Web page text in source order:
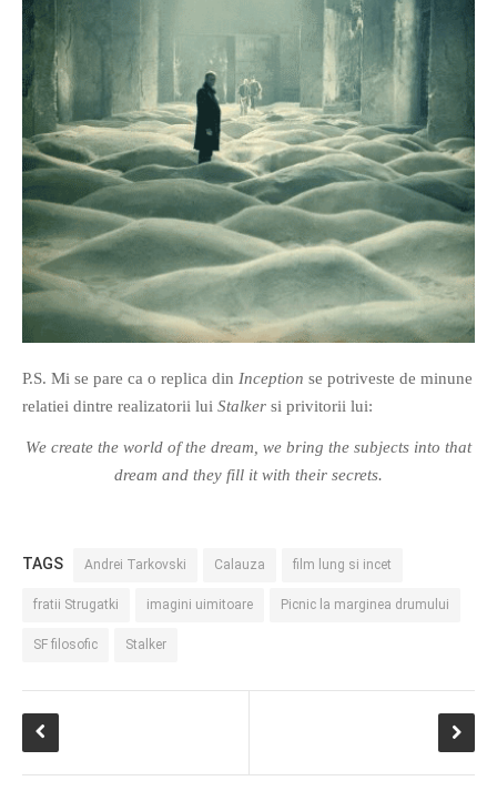
P.S. Mi se pare ca o replica din Inception se potriveste de minune
relatiei dintre realizatorii lui Stalker si privitorii lui:
We create the world of the dream, we bring the subjects into that
dream and they fill it with their secrets.
TAGS Andrei Tarkovski Calauza film lung si incet
fratii Strugatki imagini uimitoare Picnic la marginea drumului
SF filosofic Stalker